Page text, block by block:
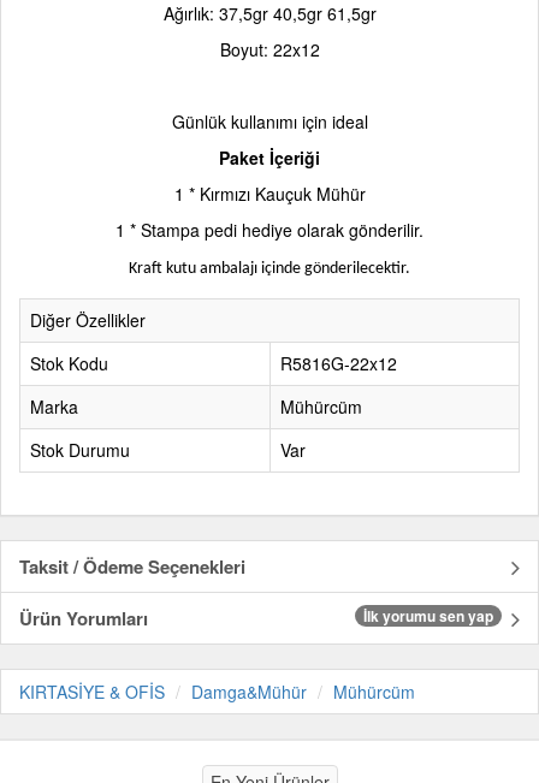
Ağırlık: 37,5gr 40,5gr 61,5gr
Boyut: 22x12
Günlük kullanımı için ideal
Paket İçeriği
1 * Kırmızı Kauçuk Mühür
1 * Stampa pedi hediye olarak gönderilir.
Kraft kutu ambalajı içinde gönderilecektir.
Diğer Özellikler
Stok Kodu
R5816G-22x12
Marka
Mühürcüm
Stok Durumu
Var
Taksit / Ödeme Seçenekleri
Ürün Yorumları
İlk yorumu sen yap
KIRTASİYE & OFİS Damga&Mühür Mühürcüm